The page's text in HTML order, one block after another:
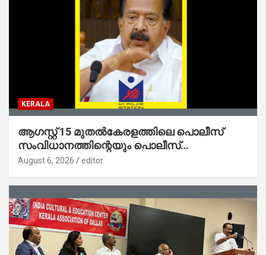
KERALA
ആഗസ്റ്റ് 15 മുതല്‍കേരളത്തിലെ പൊലീസ്
സംവിധാനത്തിന്റെയും പൊലീസ്
സ്റ്റേഷനുകളുടെയും മുഖഛായ മാറുകയാണ് :
August 6, 2026 editor